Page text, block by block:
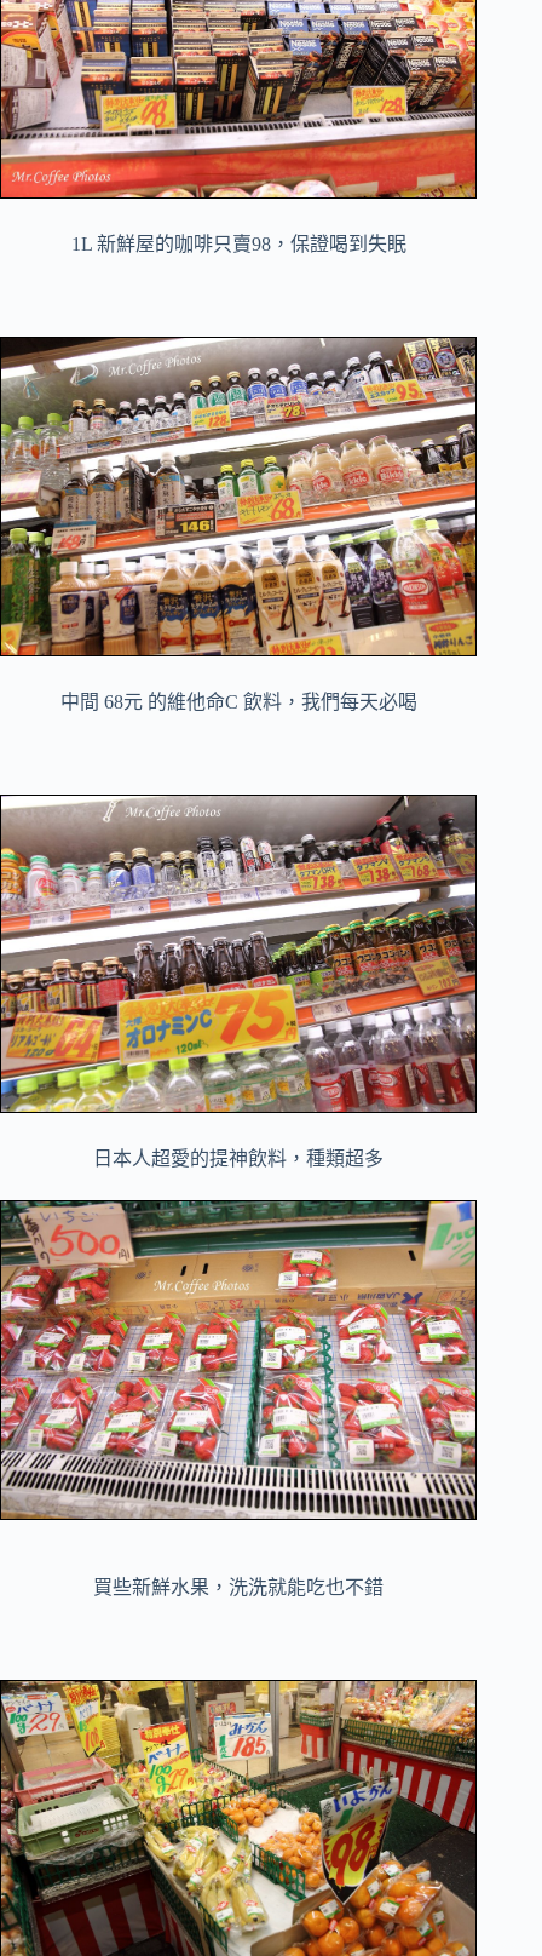
1L 新鮮屋的咖啡只賣98，保證喝到失眠
中間 68元 的維他命C 飲料，我們每天必喝
日本人超愛的提神飲料，種類超多
買些新鮮水果，洗洗就能吃也不錯